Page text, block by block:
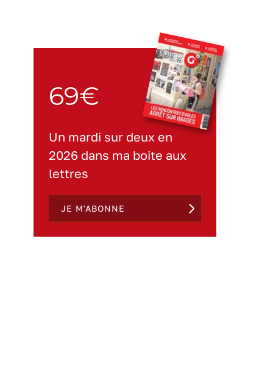
69€
Un mardi sur deux en
2026 dans ma boite aux
lettres
JE M'ABONNE